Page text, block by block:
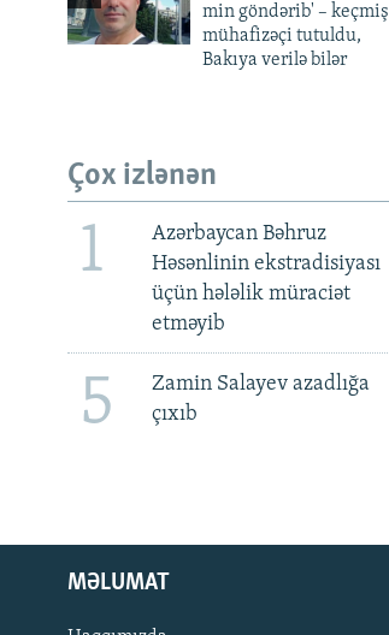
min göndərib' – keçmiş
mühafizəçi tutuldu,
Bakıya verilə bilər
Çox izlənən
1
Azərbaycan Bəhruz
Həsənlinin ekstradisiyası
üçün hələlik müraciət
etməyib
5
Zamin Salayev azadlığa
çıxıb
MƏLUMAT